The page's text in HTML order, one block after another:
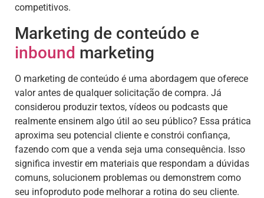
competitivos.
Marketing de conteúdo e
inbound marketing
O marketing de conteúdo é uma abordagem que oferece
valor antes de qualquer solicitação de compra. Já
considerou produzir textos, vídeos ou podcasts que
realmente ensinem algo útil ao seu público? Essa prática
aproxima seu potencial cliente e constrói confiança,
fazendo com que a venda seja uma consequência. Isso
significa investir em materiais que respondam a dúvidas
comuns, solucionem problemas ou demonstrem como
seu infoproduto pode melhorar a rotina do seu cliente.